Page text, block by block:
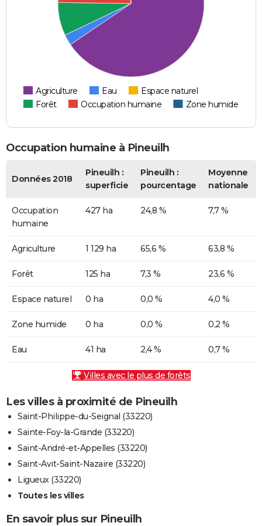
Agriculture Eau
Espace naturel
Forêt
Occupation humaine Zone humide
Occupation humaine à Pineuilh
Données 2018
Pineuilh :
superficie
Pineuilh :
pourcentage
Moyenne
nationale
Occupation
humaine
427 ha 24,8 % 7,7 %
Agriculture 1 129 ha 65,6 % 63,8 %
Forêt 125 ha 7,3 % 23,6 %
Espace naturel 0 ha 0,0 % 4,0 %
Zone humide 0 ha 0,0 % 0,2 %
Eau 41 ha 2,4 % 0,7 %
Villes avec le plus de forêts
Les villes à proximité de Pineuilh
Saint-Philippe-du-Seignal (33220)
Sainte-Foy-la-Grande (33220)
Saint-André-et-Appelles (33220)
Saint-Avit-Saint-Nazaire (33220)
Ligueux (33220)
Toutes les villes
En savoir plus sur Pineuilh